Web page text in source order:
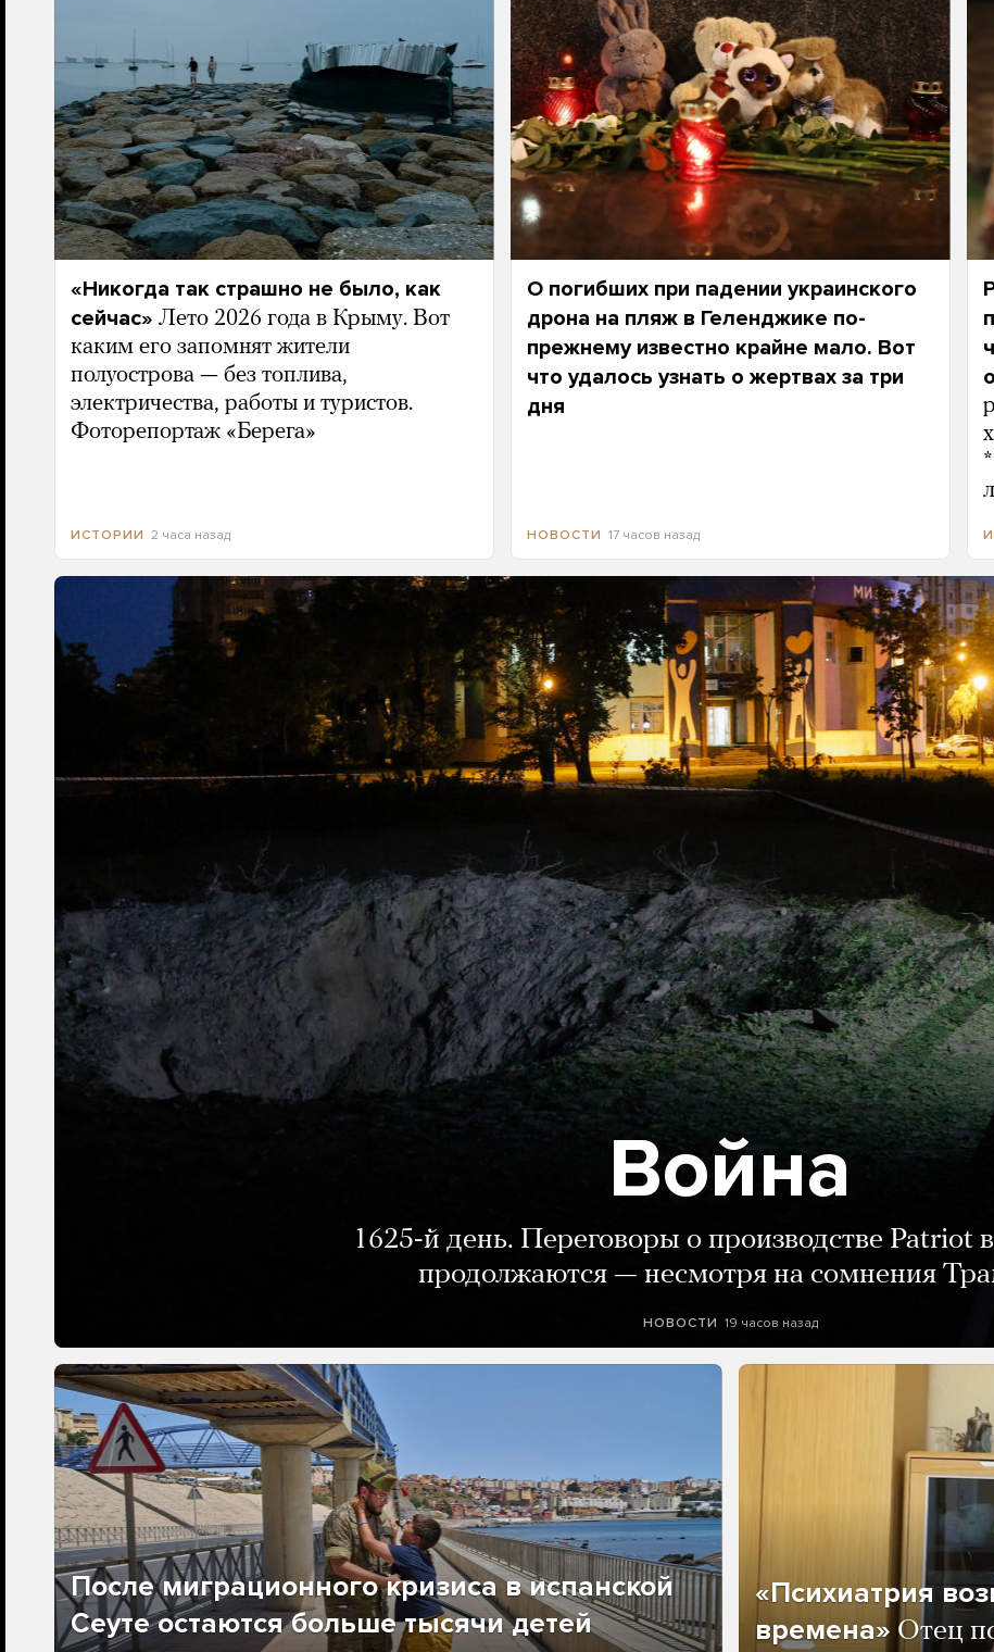
«Никогда так страшно не было, как
сейчас» Лето 2026 года в Крыму. Вот
каким его запомнят жители
полуострова — без топлива,
электричества, работы и туристов.
Фоторепортаж «Берега»
ИСТОРИИ 2 часа назад
О погибших при падении украинского
дрона на пляж в Геленджике по-
прежнему известно крайне мало. Вот
что удалось узнать о жертвах за три
дня
НОВОСТИ 17 часов назад
Война
1625-й день. Переговоры о производстве Patriot
продолжаются — несмотря на сомнения
НОВОСТИ 19 часов назад
После миграционного кризиса в испанской
Сеуте остаются больше тысячи детей
«Психиатрия
времена» Отец